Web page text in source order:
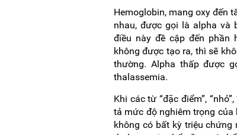
Hemoglobin, mang oxy đến
nhau, được gọi là alpha và
điều này đề cập đến phần
không được tạo ra, thì sẽ
thường. Alpha thấp được
thalassemia.
Khi các từ “đặc điểm”,
tả mức độ nghiêm trọng
không có bất kỳ triệu